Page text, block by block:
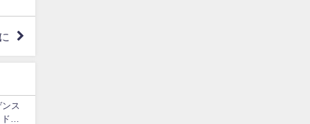
ス